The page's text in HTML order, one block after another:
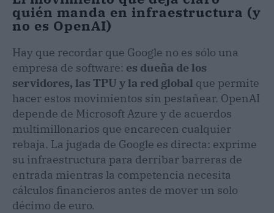
quién manda en infraestructura (y
no es OpenAI)
Hay que recordar que Google no es sólo una
empresa de software: es dueña de los
servidores, las TPU y la red global que permite
hacer estos movimientos sin pestañear. OpenAI
depende de Microsoft Azure y de acuerdos
multimillonarios que encarecen cualquier
rebaja. La jugada de Google es directa: exprime
su infraestructura para derribar barreras de
entrada mientras la competencia necesita
cálculos financieros antes de mover un solo
décimo de euro.